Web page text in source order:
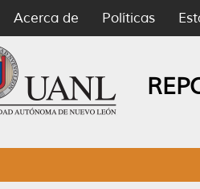
Acerca de Políticas